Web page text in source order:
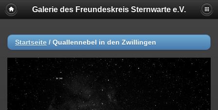
Galerie des Freundeskreis Sternwarte e.V.
Startseite / Quallennebel in den Zwillingen